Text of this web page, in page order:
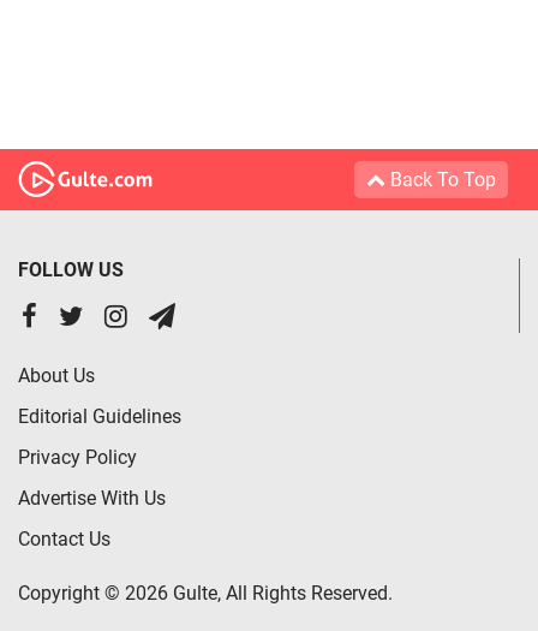
Back To Top
FOLLOW US
About Us
Editorial Guidelines
Privacy Policy
Advertise With Us
Contact Us
Copyright © 2026 Gulte, All Rights Reserved.